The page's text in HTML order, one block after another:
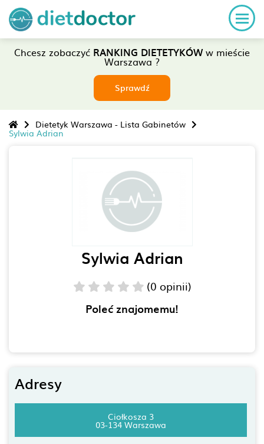
Chcesz zobaczyć RANKING DIETETYKÓWw mieście
Warszawa ?
Sprawdź
Dietetyk Warszawa - Lista Gabinetów
Sylwia Adrian
Sylwia Adrian
(0 opinii)
Poleć znajomemu!
Adresy
Ciołkosza 3
03-134 Warszawa